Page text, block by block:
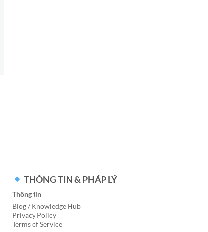
THÔNG TIN & PHÁP LÝ
Thông tin
Blog / Knowledge Hub
Privacy Policy
Terms of Service